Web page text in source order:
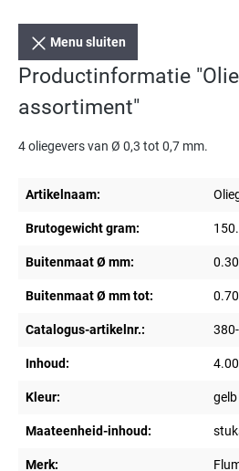
Menu sluiten
Productinformatie
assortiment"
4 oliegevers van Ø 0,3 tot 0,7 mm.
Artikelnaam:
Brutogewicht gram:
Buitenmaat Ø mm:
Buitenmaat Ø mm tot: 0.70
Catalogus-artikelnr.:
Inhoud: 4.00
Kleur:
Maateenheid-inhoud:
Merk: